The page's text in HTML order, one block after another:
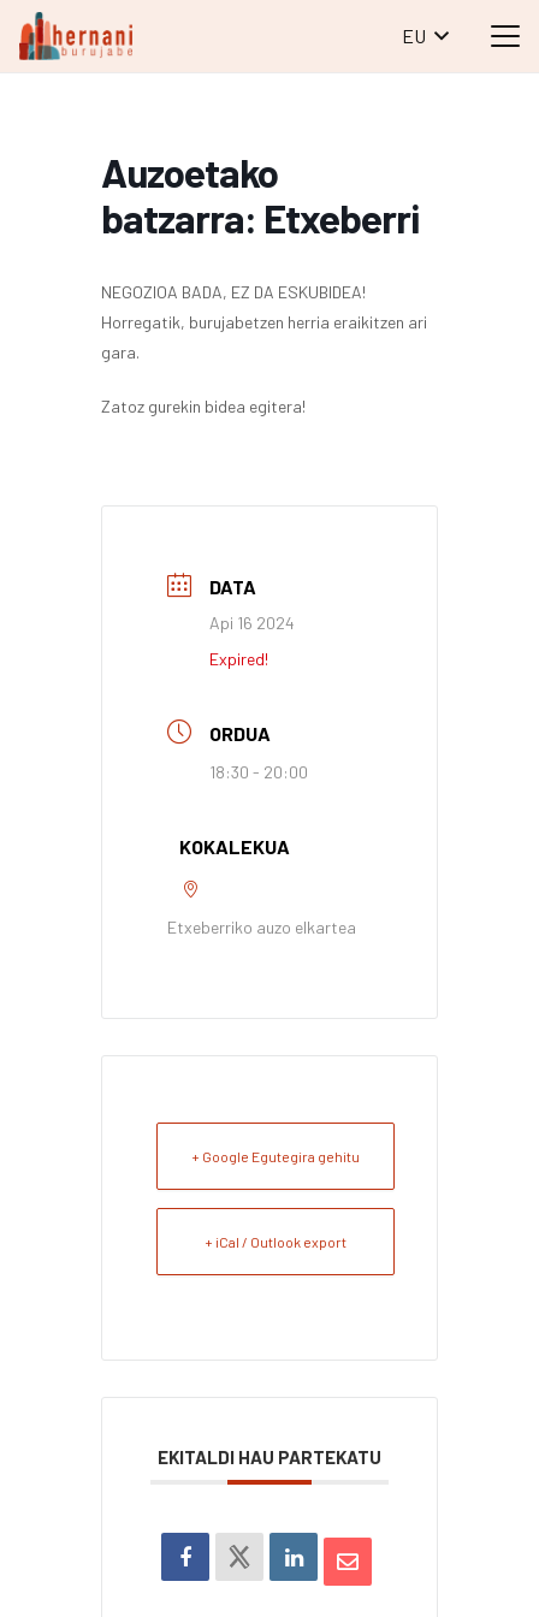
EU
Auzoetako
batzarra: Etxeberri
NEGOZIOA BADA, EZ DA ESKUBIDEA!
Horregatik, burujabetzen herria eraikitzen ari
gara.
Zatoz gurekin bidea egitera!
DATA
Api 16 2024
Expired!
ORDUA
18:30 - 20:00
KOKALEKUA
Etxeberriko auzo elkartea
+ Google Egutegira gehitu
+ iCal / Outlook export
EKITALDI HAU PARTEKATU